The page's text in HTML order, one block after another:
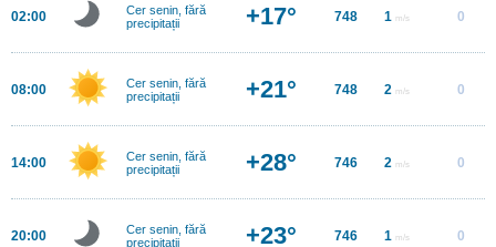
02:00
Cer senin, fără
precipitații
+17° 748 1 m/s 0
08:00
Cer senin, fără
precipitații
+21° 748 2 m/s 0
14:00
Cer senin, fără
precipitații
+28° 746 2 m/s 0
20:00
Cer senin, fără
precipitații
+23° 746 1 m/s 0